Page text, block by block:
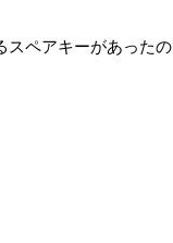
ペアキーがあった